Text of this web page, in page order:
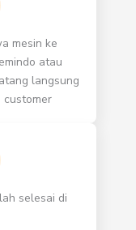
mesin ke
atau
langsung
customer
selesai di